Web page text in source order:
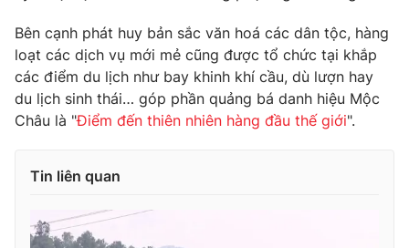
Email:toasoan@vtv.vn
Liên hệ quảng cáo:024-7300.7108
Bên cạnh phát huy bản sắc văn hoá các dân tộc, hàng
loạt các dịch vụ mới mẻ cũng được tổ chức tại khắp
các điểm du lịch như bay khinh khí cầu, dù lượn hay
du lịch sinh thái… góp phần quảng bá danh hiệu Mộc
Châu là "Điểm đến thiên nhiên hàng đầu thế giới".
Tin liên quan